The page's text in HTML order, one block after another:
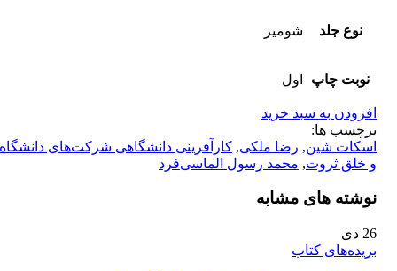
نوع جلد شومیز
نوبت چاپ اول
افزودن به سبد خرید
برچسب ها:
اسکات شین, رضا ملکی, کارآفرینی دانشگاهی شرکت‌‌های
و خلق ثروت, محمد رسول الماسی‌‌فرد
نوشته های مشابه
26 دی
بریده‌های کتاب